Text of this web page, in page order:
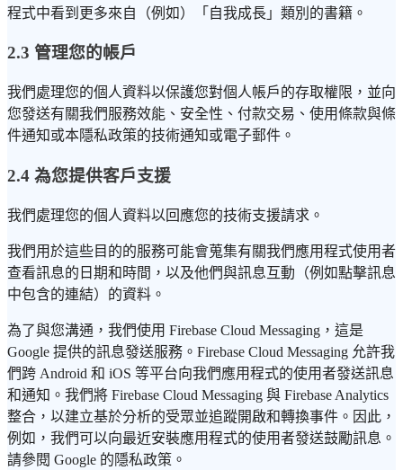
程式中看到更多來自（例如）「自我成長」類別的書籍。
2.3 管理您的帳戶
我們處理您的個人資料以保護您對個人帳戶的存取權限，並向
您發送有關我們服務效能、安全性、付款交易、使用條款與條
件通知或本隱私政策的技術通知或電子郵件。
2.4 為您提供客戶支援
我們處理您的個人資料以回應您的技術支援請求。
我們用於這些目的的服務可能會蒐集有關我們應用程式使用者
查看訊息的日期和時間，以及他們與訊息互動（例如點擊訊息
中包含的連結）的資料。
為了與您溝通，我們使用 Firebase Cloud Messaging，這是
Google 提供的訊息發送服務。Firebase Cloud Messaging 允許我
們跨 Android 和 iOS 等平台向我們應用程式的使用者發送訊息
和通知。我們將 Firebase Cloud Messaging 與 Firebase Analytics
整合，以建立基於分析的受眾並追蹤開啟和轉換事件。因此，
例如，我們可以向最近安裝應用程式的使用者發送鼓勵訊息。
請參閱 Google 的隱私政策。